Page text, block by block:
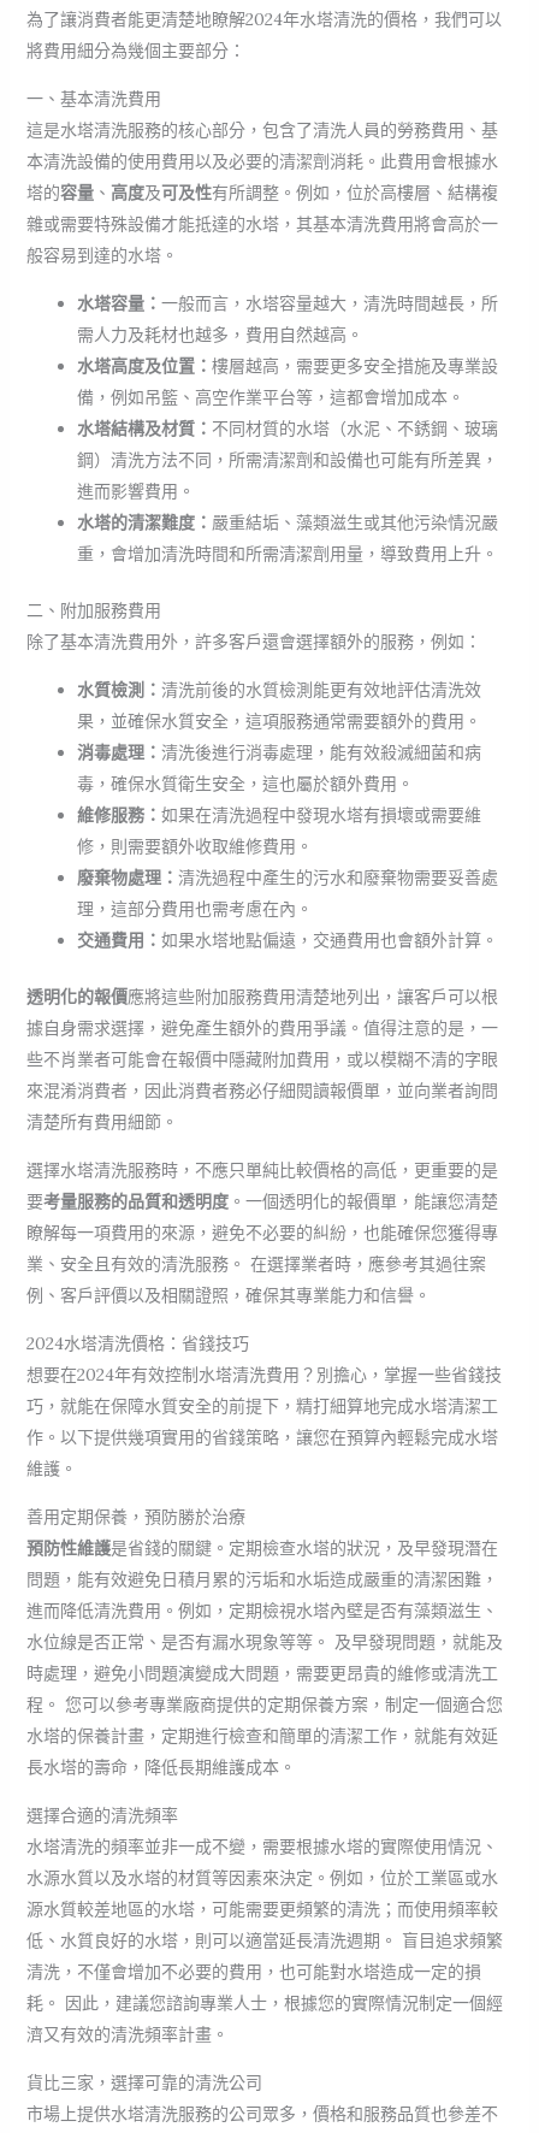
為了讓消費者能更清楚地瞭解2024年水塔清洗的價格，我們可以
將費用細分為幾個主要部分：
一、基本清洗費用
這是水塔清洗服務的核心部分，包含了清洗人員的勞務費用、基
本清洗設備的使用費用以及必要的清潔劑消耗。此費用會根據水
塔的容量、 高度及可及性有所調整。例如，位於高樓層、結構複
雜或需要特殊設備才能抵達的水塔，其基本清洗費用將會高於一
般容易到達的水塔。
水塔容量： 一般而言，水塔容量越大，清洗時間越長，所
需人力及耗材也越多，費用自然越高。
水塔高度及位置： 樓層越高，需要更多安全措施及專業設
備，例如吊籃、高空作業平台等，這都會增加成本。
水塔結構及材質： 不同材質的水塔（水泥、不銹鋼、玻璃
鋼）清洗方法不同，所需清潔劑和設備也可能有所差異，
進而影響費用。
水塔的清潔難度： 嚴重結垢、藻類滋生或其他污染情況嚴
重，會增加清洗時間和所需清潔劑用量，導致費用上升。
二、附加服務費用
除了基本清洗費用外，許多客戶還會選擇額外的服務，例如：
水質檢測： 清洗前後的水質檢測能更有效地評估清洗效
果，並確保水質安全，這項服務通常需要額外的費用。
消毒處理： 清洗後進行消毒處理，能有效殺滅細菌和病
毒，確保水質衛生安全，這也屬於額外費用。
維修服務： 如果在清洗過程中發現水塔有損壞或需要維
修，則需要額外收取維修費用。
廢棄物處理： 清洗過程中產生的污水和廢棄物需要妥善處
理，這部分費用也需考慮在內。
交通費用： 如果水塔地點偏遠，交通費用也會額外計算。
透明化的報價應將這些附加服務費用清楚地列出，讓客戶可以根
據自身需求選擇，避免產生額外的費用爭議。值得注意的是，一
些不肖業者可能會在報價中隱藏附加費用，或以模糊不清的字眼
來混淆消費者，因此消費者務必仔細閱讀報價單，並向業者詢問
清楚所有費用細節。
選擇水塔清洗服務時，不應只單純比較價格的高低，更重要的是
要考量服務的品質和透明度。一個透明化的報價單，能讓您清楚
瞭解每一項費用的來源，避免不必要的糾紛，也能確保您獲得專
業、安全且有效的清洗服務。 在選擇業者時，應參考其過往案
例、客戶評價以及相關證照，確保其專業能力和信譽。
2024水塔清洗價格：省錢技巧
想要在2024年有效控制水塔清洗費用？別擔心，掌握一些省錢技
巧，就能在保障水質安全的前提下，精打細算地完成水塔清潔工
作。以下提供幾項實用的省錢策略，讓您在預算內輕鬆完成水塔
維護。
善用定期保養，預防勝於治療
預防性維護是省錢的關鍵。定期檢查水塔的狀況，及早發現潛在
問題，能有效避免日積月累的污垢和水垢造成嚴重的清潔困難，
進而降低清洗費用。例如，定期檢視水塔內壁是否有藻類滋生、
水位線是否正常、是否有漏水現象等等。 及早發現問題，就能及
時處理，避免小問題演變成大問題，需要更昂貴的維修或清洗工
程。 您可以參考專業廠商提供的定期保養方案，制定一個適合您
水塔的保養計畫，定期進行檢查和簡單的清潔工作，就能有效延
長水塔的壽命，降低長期維護成本。
選擇合適的清洗頻率
水塔清洗的頻率並非一成不變，需要根據水塔的實際使用情況、
水源水質以及水塔的材質等因素來決定。例如，位於工業區或水
源水質較差地區的水塔，可能需要更頻繁的清洗；而使用頻率較
低、水質良好的水塔，則可以適當延長清洗週期。 盲目追求頻繁
清洗，不僅會增加不必要的費用，也可能對水塔造成一定的損
耗。 因此，建議您諮詢專業人士，根據您的實際情況制定一個經
濟又有效的清洗頻率計畫。
貨比三家，選擇可靠的清洗公司
市場上提供水塔清洗服務的公司眾多，價格和服務品質也參差不